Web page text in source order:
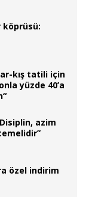
köprüsü:
kış tatili için
yüzde 40’a
azim
özel indirim